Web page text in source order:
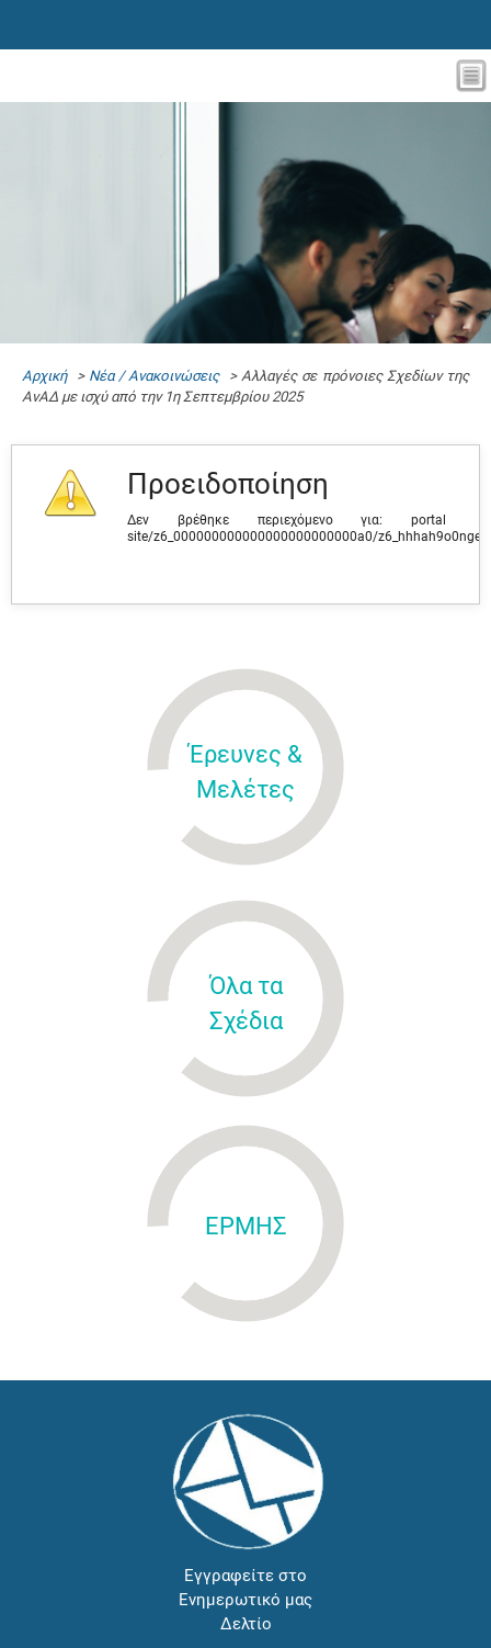
Αρχική> Νέα / Ανακοινώσεις> Αλλαγές σε πρόνοιες Σχεδίων της
ΑνΑΔ με ισχύ από την 1η Σεπτεμβρίου 2025
Προειδοποίηση
Δεν βρέθηκε περιεχόμενο για: ‭portal
site/z6_000000000000000000000000a0/
Έρευνες &
Μελέτες
Όλα τα
Σχέδια
ΕΡΜΗΣ
Εγγραφείτε στο
Ενημερωτικό μας
Δελτίο